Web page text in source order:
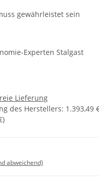
gewährleistet sein
Experten Stalgast
Lieferung
des Herstellers: 1.393,49
)
abweichend)